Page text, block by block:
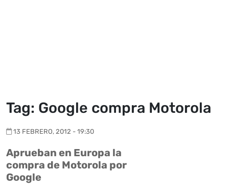
Tag: Google compra Motorola
13 FEBRERO, 2012 - 19:30
Aprueban en Europa la
compra de Motorola por
Google